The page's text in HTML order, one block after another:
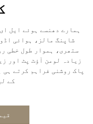
ہمارے دھنسے ہوئے ایل
شاپنگ مالز، ہوائی
ستھری، ہموار طول خطی
زیادہ لومن آؤٹ پٹ اور
پاک روشنی فراہم کرتے
کے